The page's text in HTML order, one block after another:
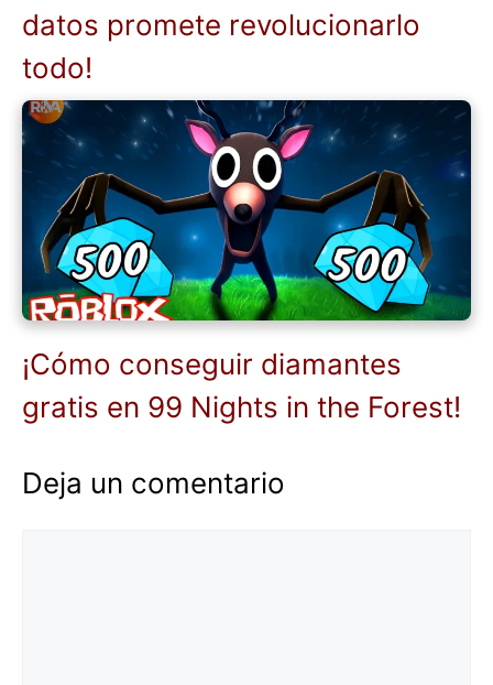
datos promete revolucionarlo
todo!
¡Cómo conseguir diamantes
gratis en 99 Nights in the Forest!
Deja un comentario